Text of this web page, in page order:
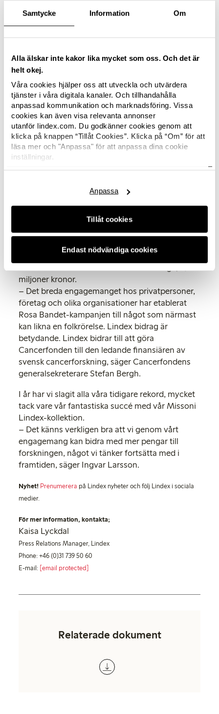
Samtycke Information Om
Alla älskar inte kakor lika mycket som oss. Och det är
helt okej.
Våra cookies hjälper oss att utveckla och utvärdera
tjänster i våra digitala kanaler. Och tillhandahålla
anpassad kommunikation och marknadsföring. Vissa
cookies kan även visa relevanta annonser
utanför lindex.com. Du godkänner cookies genom att
klicka på knappen “Tillåt Cookies”. Klicka på “Om” för att
läsa mer och "Anpassa" för att anpassa dina cookie
inställningar.
Här hittar du Lindexcookiepolicy.
Tillåt cookies
Anpassa
Endast nödvändiga cookies
kampanjen samlat in närmare 354 miljoner
kronor till cancerforskningen och kampen mot
bröstcancer. Det hade vi inte klarat utan
framgångsrik cancerforskning överlever allt fler
trots att antalet bröstcancerdiagnoser i Sverige
ökar. På 1960-talet levde cirka 50 procent av
bröstcancerpatienterna i Sverige tio år efter
diagnos och behandling. I dag är siffran drygt 80
procent, säger Stefan Bergh, Generalsekreterare
Cancerfonden.
Lindex medarbetare och kunder bidrar med
8,7 miljoner i Sverige
Pengarna från Lindex har i år främst samlats in
Missoni Lindex -kollektionen har gått till
kampanjen. Hälften av försäljningspriset av rosa
armbandet, försäljning av det rosa bandet samt
aktiviteter lokalt i butikerna har också bidragit.
skett i de flesta av Lindex 460 butiker i 16 länder.
miljoner kronor.
– Det breda engagemanget hos privatpersoner,
företag och olika organisationer har etablerat
Rosa Bandet-kampanjen till något som närmast
kan likna en folkrörelse. Lindex bidrag är
betydande. Lindex bidrar till att göra
Cancerfonden till den ledande finansiären av
svensk cancerforskning, säger Cancerfondens
generalsekreterare Stefan Bergh.
I år har vi slagit alla våra tidigare rekord, mycket
tack vare vår fantastiska succé med vår Missoni
Lindex-kollektion.
– Det känns verkligen bra att vi genom vårt
engagemang kan bidra med mer pengar till
forskningen, något vi tänker fortsätta med i
framtiden, säger Ingvar Larsson.
Nyhet! Prenumerera på Lindex nyheter och följ Lindex i sociala
medier.
För mer information, kontakta;
Kaisa Lyckdal
Press Relations Manager, Lindex
Phone: +46 (0)31 739 50 60
E-mail: [email protected]
Relaterade dokument